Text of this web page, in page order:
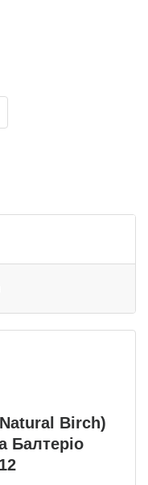
Birch)
Балтеріо